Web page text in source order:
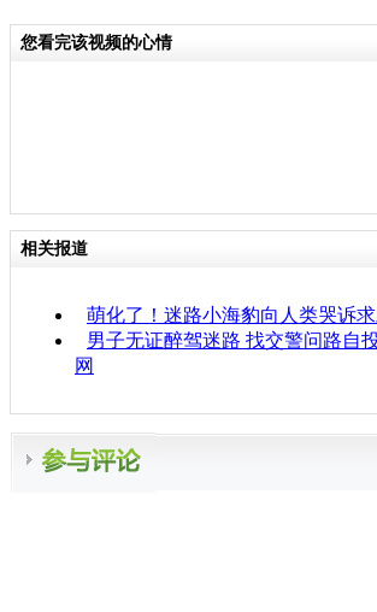
您看完该视频的心情
相关报道
萌化了！迷路小海豹向人类哭诉
男子无证醉驾迷路 找交警问路自
网